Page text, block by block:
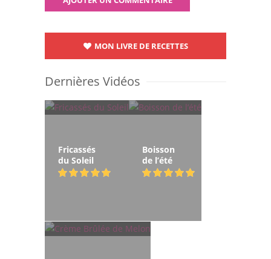
MON LIVRE DE RECETTES
Dernières Vidéos
Fricassés
du Soleil
Boisson
de l’été